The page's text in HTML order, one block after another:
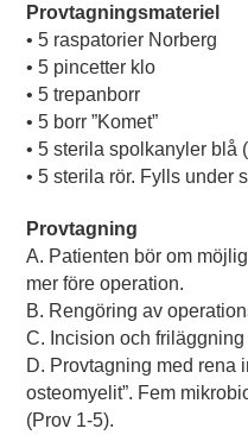
Provtagningsmateriel
• 5 raspatorier Norberg
• 5 pincetter klo
• 5 trepanborr
• 5 borr ”Komet”
• 5 sterila spolkanyler blå
• 5 sterila rör. Fylls under
Provtagning
A. Patienten bör om
mer före operation.
B. Rengöring av
C. Incision och
D. Provtagning med rena
osteomyelit”. Fem
(Prov 1-5).